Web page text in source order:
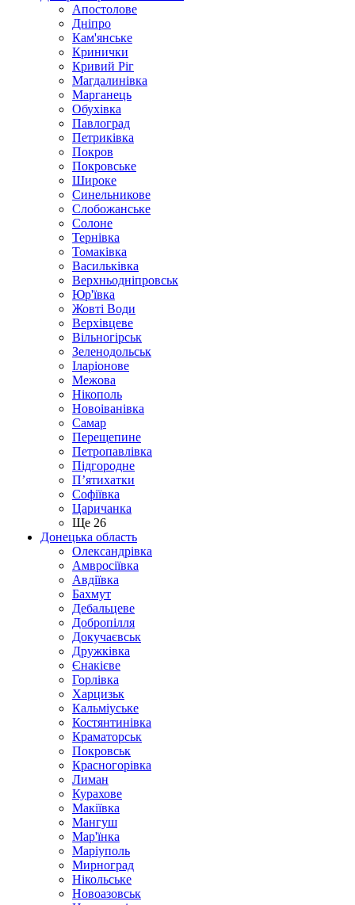
Апостолове
Дніпро
Кам'янське
Кринички
Кривий Ріг
Магдалинівка
Марганець
Обухівка
Павлоград
Петриківка
Покров
Покровське
Широке
Синельникове
Слобожанське
Солоне
Тернівка
Томаківка
Васильківка
Верхньодніпровськ
Юр'ївка
Жовті Води
Верхівцеве
Вільногірськ
Зеленодольськ
Іларіонове
Межова
Нікополь
Новоіванівка
Самар
Перещепине
Петропавлівка
Підгородне
П’ятихатки
Софіївка
Царичанка
Ще 26
Донецька область
Олександрівка
Амвросіївка
Авдіївка
Бахмут
Дебальцеве
Добропілля
Докучаєвськ
Дружківка
Єнакієве
Горлівка
Харцизьк
Кальміуське
Костянтинівка
Краматорськ
Покровськ
Красногорівка
Лиман
Курахове
Макіївка
Мангуш
Мар'їнка
Маріуполь
Мирноград
Нікольське
Новоазовськ